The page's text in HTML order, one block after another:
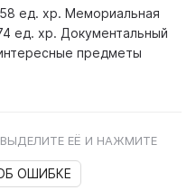
ед. хр. Мемориальная
ед. хр. Документальный
предметы
ЕЁ И НАЖМИТЕ
ОШИБКЕ